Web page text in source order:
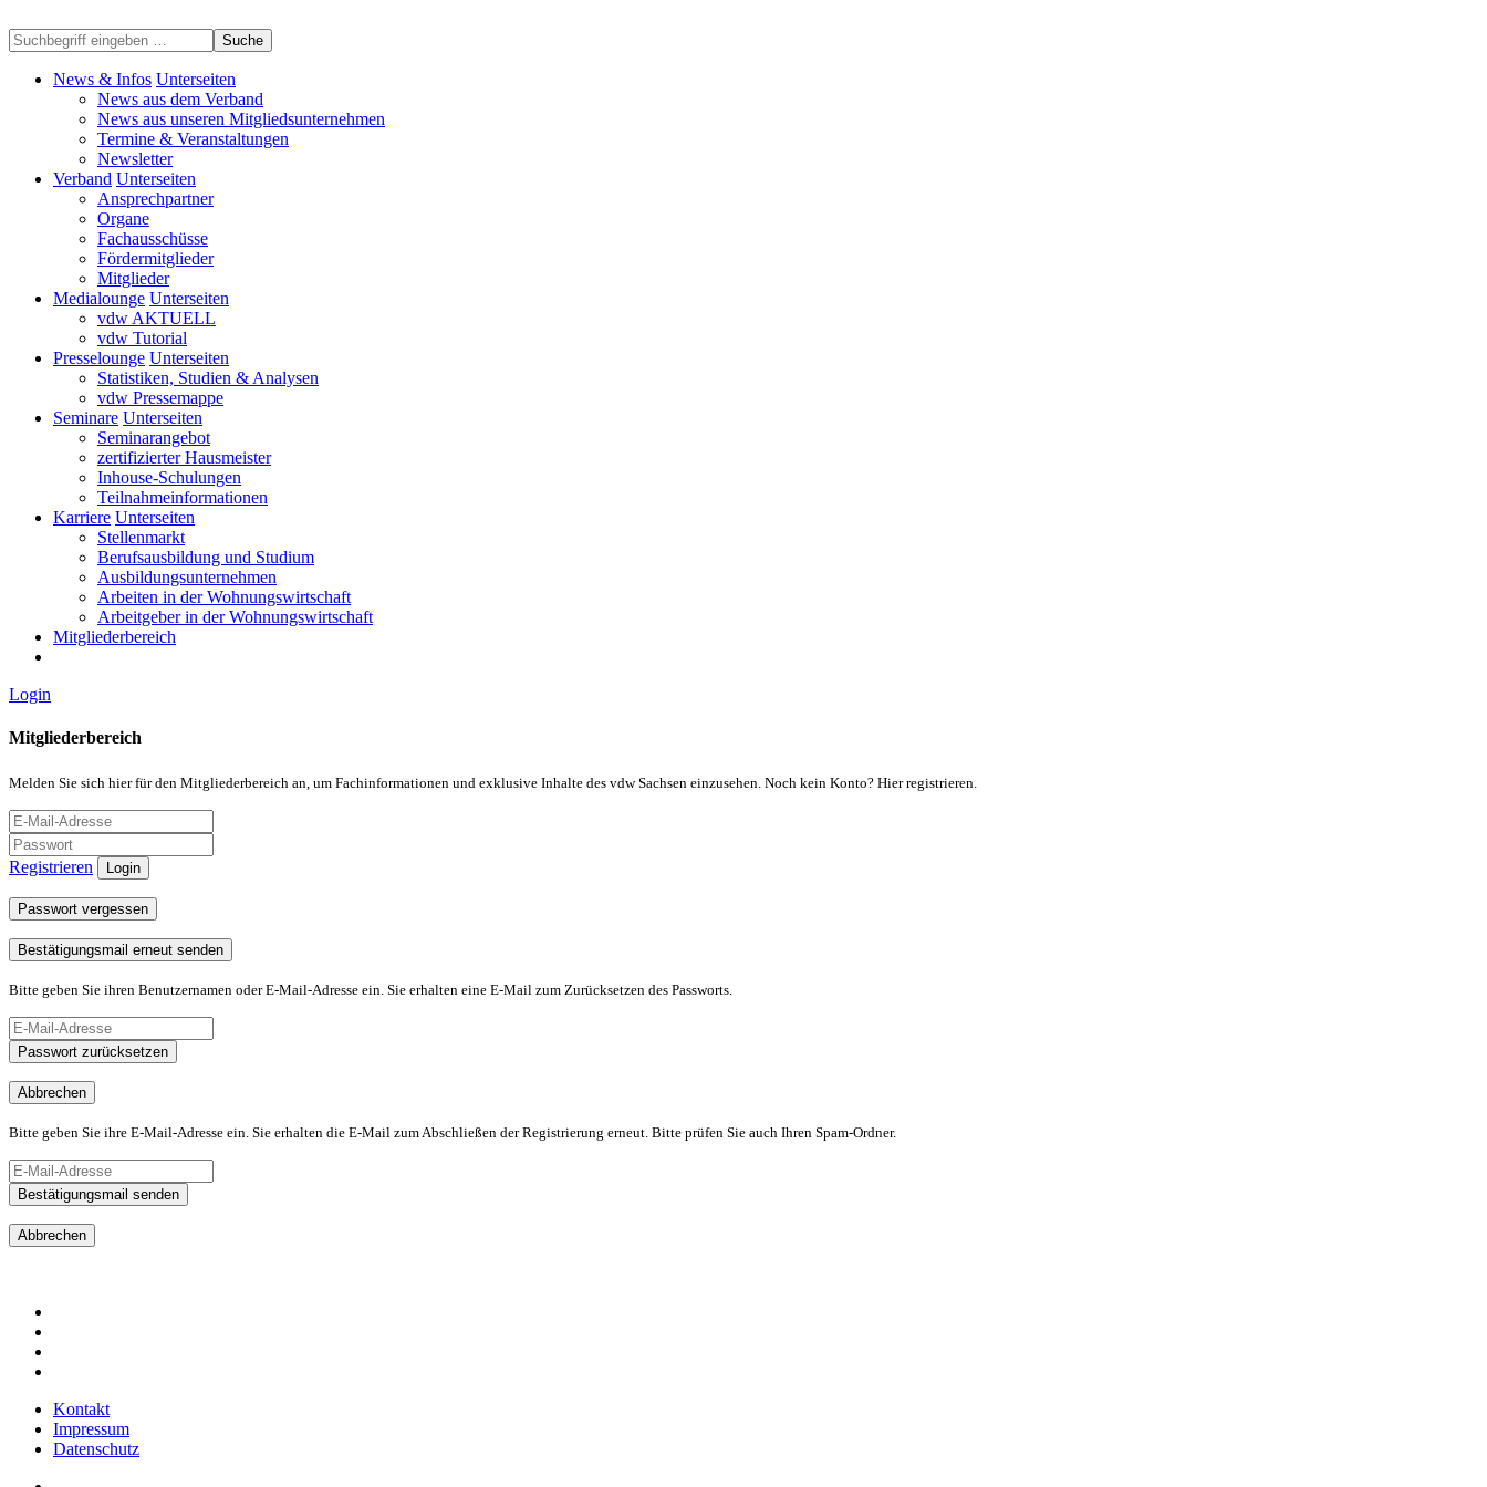
Suche
News & Infos Unterseiten
News aus dem Verband
News aus unseren Mitgliedsunternehmen
Termine & Veranstaltungen
Newsletter
Verband Unterseiten
Ansprechpartner
Organe
Fachausschüsse
Fördermitglieder
Mitglieder
Medialounge Unterseiten
vdw AKTUELL
vdw Tutorial
Presselounge Unterseiten
Statistiken, Studien & Analysen
vdw Pressemappe
Seminare Unterseiten
Seminarangebot
zertifizierter Hausmeister
Inhouse-Schulungen
Teilnahmeinformationen
Karriere Unterseiten
Stellenmarkt
Berufsausbildung und Studium
Ausbildungsunternehmen
Arbeiten in der Wohnungswirtschaft
Arbeitgeber in der Wohnungswirtschaft
Mitgliederbereich
Login
Mitgliederbereich
Melden Sie sich hier für den Mitgliederbereich an, um Fachinformationen und exklusive Inhalte des vdw Sachsen einzusehen. Noch kein Konto? Hier registrieren.
Registrieren Login
Passwort vergessen
Bestätigungsmail erneut senden
Bitte geben Sie ihren Benutzernamen oder E-Mail-Adresse ein. Sie erhalten eine E-Mail zum Zurücksetzen des Passworts.
Passwort zurücksetzen
Abbrechen
Bitte geben Sie ihre E-Mail-Adresse ein. Sie erhalten die E-Mail zum Abschließen der Registrierung erneut. Bitte prüfen Sie auch Ihren Spam-Ordner.
Bestätigungsmail senden
Abbrechen
Kontakt
Impressum
Datenschutz